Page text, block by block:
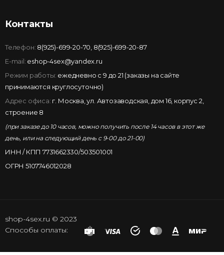
Контакты
Телефон: 8(925)-699-20-70 8(925)-699-20-87
E-mail: eshop-4sex@yandex.ru
Режим работы: ежедневно с 9 до 21 (заказы на сайте
принимаются круглосуточно)
Адрес офиса: г. Москва, ул. Автозаводская, дом 16, корпус 2,
строение 8
(при заказе до 10 часов, можно получить после 14 часов в этот же
день, или на следующий день с 9-00 до 21-00)
ИНН / КПП 7731662330/503501001
ОГРН 5107746012028
shop-4sex.ru © 2023
Способы оплаты: